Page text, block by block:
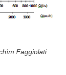
Faggiolati